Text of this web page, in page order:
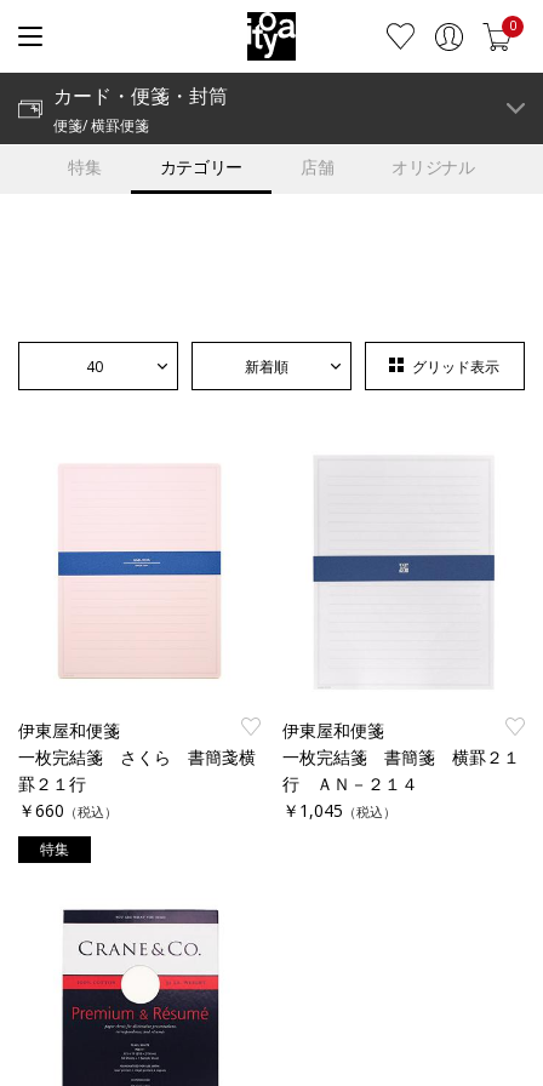
0
特集 カテゴリー 店舗 オリジナル
カード・便箋・封筒
便箋/ 横罫便箋
40 新着順 グリッド表示
伊東屋和便箋
一枚完結箋 さくら 書簡戔横
罫２１行
￥660 （税込）
特集
伊東屋和便箋
一枚完結箋 書簡箋 横罫２１
行 ＡＮ－２１４
￥1,045 （税込）